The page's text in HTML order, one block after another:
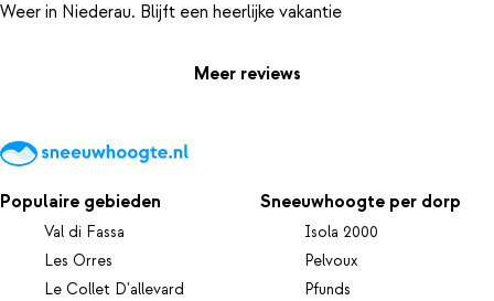
Meer reviews
Populaire gebieden
Val di Fassa
Les Orres
Le Collet D'allevard
Sneeuwhoogte per dorp
Isola 2000
Pelvoux
Pfunds